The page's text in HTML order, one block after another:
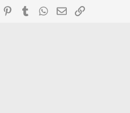
PinterestTumblr WhatsApp
E-postaLink